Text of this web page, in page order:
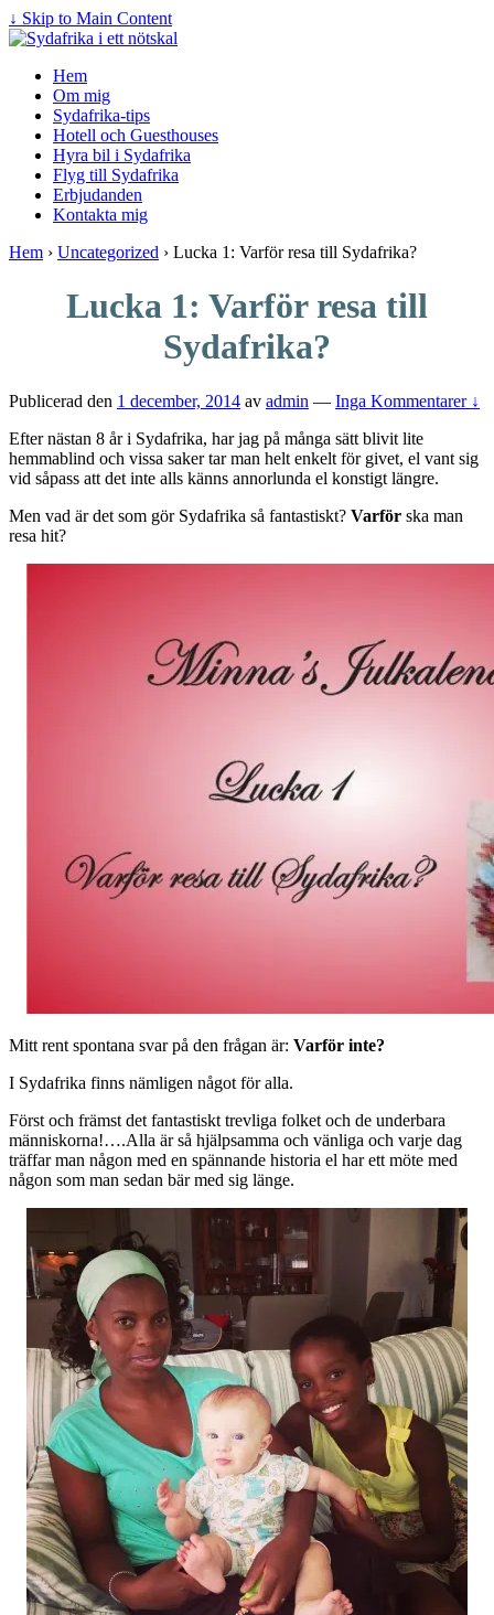
↓ Skip to Main Content
Hem
Om mig
Sydafrika-tips
Hotell och Guesthouses
Hyra bil i Sydafrika
Flyg till Sydafrika
Erbjudanden
Kontakta mig
Hem › Uncategorized › Lucka 1: Varför resa till Sydafrika?
Lucka 1: Varför resa till
Sydafrika?
Publicerad den 1 december, 2014 av admin — Inga Kommentarer ↓
Efter nästan 8 år i Sydafrika, har jag på många sätt blivit lite
hemmablind och vissa saker tar man helt enkelt för givet, el vant sig
vid såpass att det inte alls känns annorlunda el konstigt längre.
Men vad är det som gör Sydafrika så fantastiskt? Varför ska man
resa hit?
Mitt rent spontana svar på den frågan är: Varför inte?
I Sydafrika finns nämligen något för alla.
Först och främst det fantastiskt trevliga folket och de underbara
människorna!….Alla är så hjälpsamma och vänliga och varje dag
träffar man någon med en spännande historia el har ett möte med
någon som man sedan bär med sig länge.